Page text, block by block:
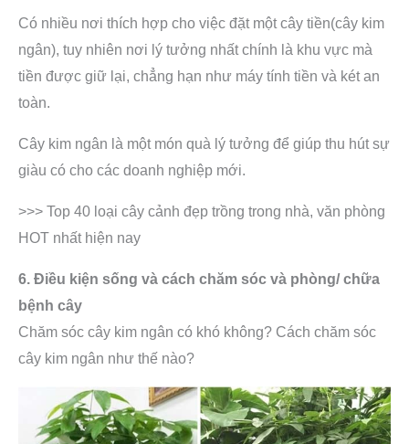
Có nhiều nơi thích hợp cho việc đặt một cây tiền(cây kim
ngân), tuy nhiên nơi lý tưởng nhất chính là khu vực mà
tiền được giữ lại, chẳng hạn như máy tính tiền và két an
toàn.
Cây kim ngân là một món quà lý tưởng để giúp thu hút sự
giàu có cho các doanh nghiệp mới.
>>> Top 40 loại cây cảnh đẹp trồng trong nhà, văn phòng
HOT nhất hiện nay
6. Điều kiện sống và cách chăm sóc và phòng/ chữa
bệnh cây
Chăm sóc cây kim ngân có khó không? Cách chăm sóc
cây kim ngân như thế nào?